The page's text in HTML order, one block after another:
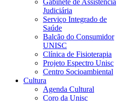
Gabinete de Assistência
Judiciária
Serviço Integrado de
Saúde
Balcão do Consumidor
UNISC
Clínica de Fisioterapia
Projeto Espectro Unisc
Centro Socioambiental
Cultura
Agenda Cultural
Coro da Unisc